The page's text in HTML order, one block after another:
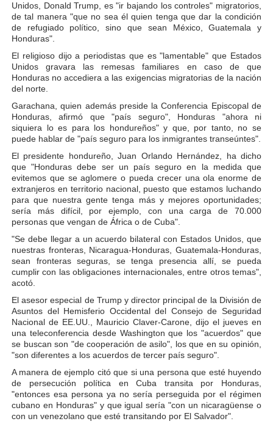
Unidos, Donald Trump, es "ir bajando los controles" migratorios,
de tal manera "que no sea él quien tenga que dar la condición
de refugiado político, sino que sean México, Guatemala y
Honduras".
El religioso dijo a periodistas que es "lamentable" que Estados
Unidos gravara las remesas familiares en caso de que
Honduras no accediera a las exigencias migratorias de la nación
del norte.
Garachana, quien además preside la Conferencia Episcopal de
Honduras, afirmó que "país seguro", Honduras "ahora ni
siquiera lo es para los hondureños" y que, por tanto, no se
puede hablar de "país seguro para los inmigrantes transeúntes".
El presidente hondureño, Juan Orlando Hernández, ha dicho
que "Honduras debe ser un país seguro en la medida que
evitemos que se aglomere o pueda crecer una ola enorme de
extranjeros en territorio nacional, puesto que estamos luchando
para que nuestra gente tenga más y mejores oportunidades;
sería más difícil, por ejemplo, con una carga de 70.000
personas que vengan de África o de Cuba".
"Se debe llegar a un acuerdo bilateral con Estados Unidos, que
nuestras fronteras, Nicaragua-Honduras, Guatemala-Honduras,
sean fronteras seguras, se tenga presencia allí, se pueda
cumplir con las obligaciones internacionales, entre otros temas",
acotó.
El asesor especial de Trump y director principal de la División de
Asuntos del Hemisferio Occidental del Consejo de Seguridad
Nacional de EE.UU., Mauricio Claver-Carone, dijo el jueves en
una teleconferencia desde Washington que los "acuerdos" que
se buscan son "de cooperación de asilo", los que en su opinión,
"son diferentes a los acuerdos de tercer país seguro".
A manera de ejemplo citó que si una persona que esté huyendo
de persecución política en Cuba transita por Honduras,
"entonces esa persona ya no sería perseguida por el régimen
cubano en Honduras" y que igual sería "con un nicaragüense o
con un venezolano que esté transitando por El Salvador".